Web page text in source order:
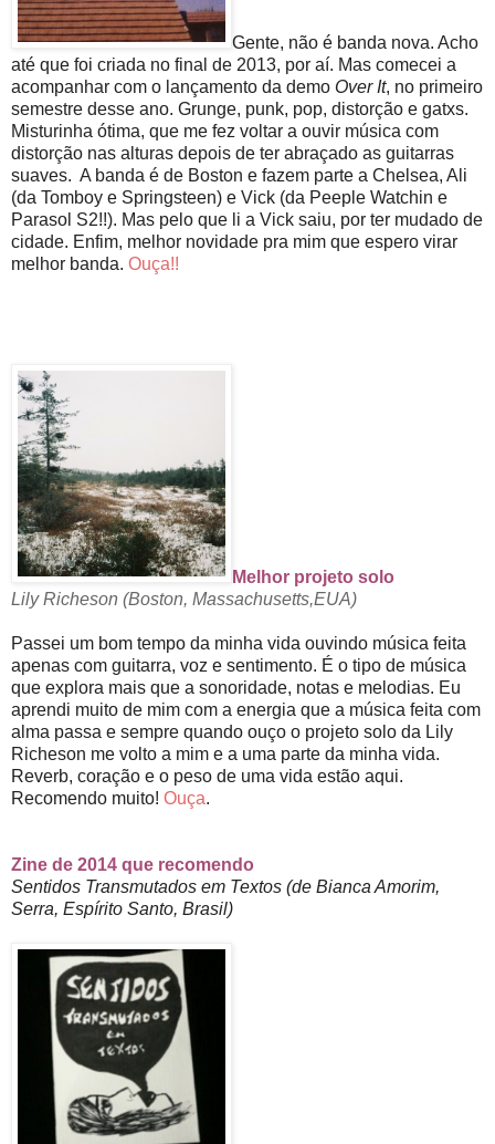
Gente, não é banda nova. Acho
até que foi criada no final de 2013, por aí. Mas comecei a
acompanhar com o lançamento da demo Over It, no primeiro
semestre desse ano. Grunge, punk, pop, distorção e gatxs.
Misturinha ótima, que me fez voltar a ouvir música com
distorção nas alturas depois de ter abraçado as guitarras
suaves. A banda é de Boston e fazem parte a Chelsea, Ali
(da Tomboy e Springsteen) e Vick (da Peeple Watchin e
Parasol S2!!). Mas pelo que li a Vick saiu, por ter mudado de
cidade. Enfim, melhor novidade pra mim que espero virar
melhor banda. Ouça!!
Melhor projeto solo
Lily Richeson (Boston, Massachusetts,EUA)
Passei um bom tempo da minha vida ouvindo música feita
apenas com guitarra, voz e sentimento. É o tipo de música
que explora mais que a sonoridade, notas e melodias. Eu
aprendi muito de mim com a energia que a música feita com
alma passa e sempre quando ouço o projeto solo da Lily
Richeson me volto a mim e a uma parte da minha vida.
Reverb, coração e o peso de uma vida estão aqui.
Recomendo muito! Ouça.
Zine de 2014 que recomendo
Sentidos Transmutados em Textos (de Bianca Amorim,
Serra, Espírito Santo, Brasil)